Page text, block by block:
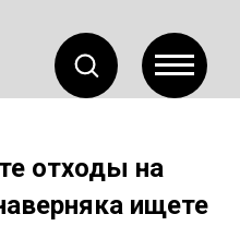
отходы на
ищете